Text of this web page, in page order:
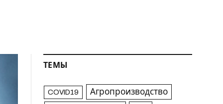
ТЕМЫ
COVID19 Агропроизводство